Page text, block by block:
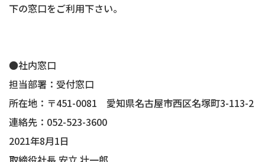
下の窓口をご利用下さい。
●社内窓口
担当部署：受付窓口
所在地：〒451-0081 愛知県名古屋市西区名塚町3-113-2
連絡先： 052-523-3600
2021年8月1日